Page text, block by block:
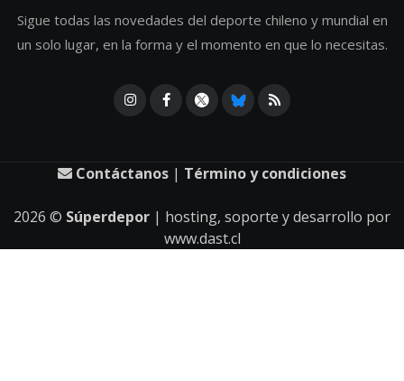
Sigue todas las novedades del deporte chileno y mundial en
un solo lugar, en la forma y el momento en que lo necesitas.
Contáctanos | Término y condiciones
2026 © Súperdepor | hosting, soporte y desarrollo por
www.dast.cl